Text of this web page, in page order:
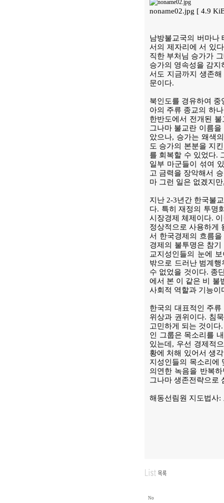
noname02.jpg [ 4.9
남방불교국의 버마나
서의 제자리에 서 있
직한 부처님 승가가
승가의 영속성을 감
서도 지금까지 생존
문이다.
북인도를 경유하여
아의 주류 종교의 하
한반도에서 전개된
그나마 불교란 이름
았으나, 승가는 왜색
도 승가의 본분을 지
를 회복할 수 있었다.
일부 마군들이 섞여
고 금력을 장악해서
마 그런 일은 없겠지
지난 2-3년간 한국불
다. 특히 재정의 투명
시장경제 체제이다.
정상적으로 사용하게
서 한국경제의 흐름
경제의 불투명은 참
교지성인들의 눈에
밖으로 드러난 범계
수 없었을 것이다. 종
에서 본 이 같은 비 불
사회적 역할과 기능이
한국의 대표적인 주
위상과 권위이다. 침
고민하게 되는 것이
인 그룹은 목소리를
있는데, 우선 경제적
황에 처해 있어서 생
지성인들의 목소리에
의연한 녹음을 반복
그나마 생존전략으로
해동선림원 지도법사:
No